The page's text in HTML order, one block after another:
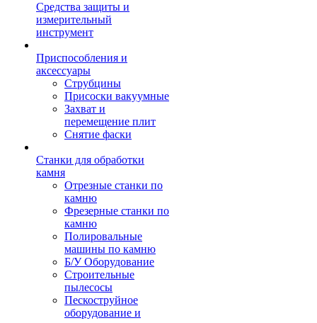
Средства защиты и
измерительный
инструмент
Приспособления и
аксессуары
Струбцины
Присоски вакуумные
Захват и
перемещение плит
Снятие фаски
Станки для обработки
камня
Отрезные станки по
камню
Фрезерные станки по
камню
Полировальные
машины по камню
Б/У Оборудование
Строительные
пылесосы
Пескоструйное
оборудование и